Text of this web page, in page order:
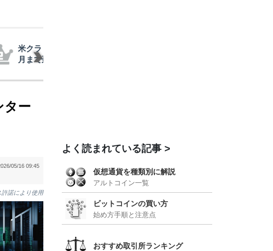
暗号資産交換業者に出庫制限強化を
要請、詐欺被害防止へ 金融庁と警
ター
05/16 09:45
諾により使用
よく読まれている記事
仮想通貨を種類別に解説
アルトコイン一覧
ビットコインの買い方
始め方手順と注意点
おすすめ取引所ランキング